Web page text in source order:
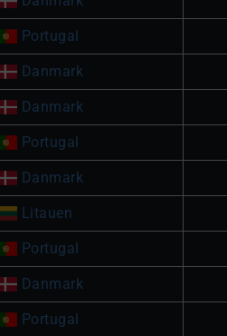
Portugal
Danmark
Danmark
Portugal
Danmark
Litauen
Portugal
Danmark
Portugal